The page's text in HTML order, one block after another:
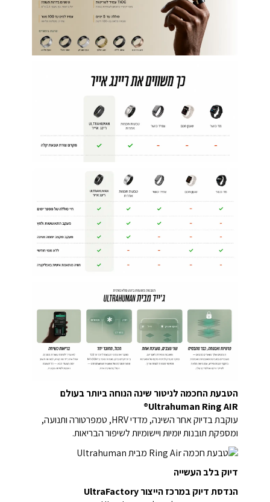
הטבעת החכמה לניטור שינה הנוחה ביותר בעולם
Ultrahuman Ring AIR®
עוקבת בדיוק אחר השינה, מדדי HRV, טמפרטורה ותנועה,
ומספקת תובנות יומיות ויישומיות לשיפור הבריאות.
דיוק בלב העשייה
הנדסת דיוק במרכז הייצור UltraFactory